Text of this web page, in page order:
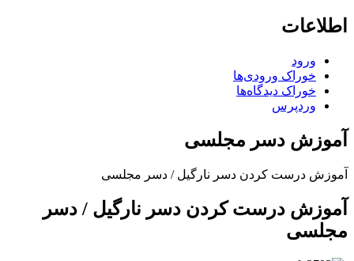
اطلاعات
ورود
خوراک ورودی‌ها
خوراک دیدگاه‌ها
وردپرس
آموزش دسر مجلسی
آموزش درست کردن دسر نارگیل / دسر مجلسی
آموزش درست کردن دسر نارگیل / دسر
مجلسی